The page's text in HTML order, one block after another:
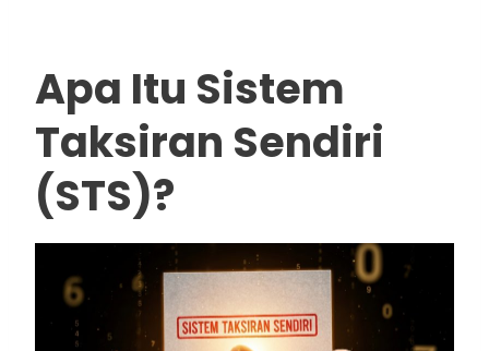
Apa Itu Sistem
Taksiran Sendiri
(STS)?